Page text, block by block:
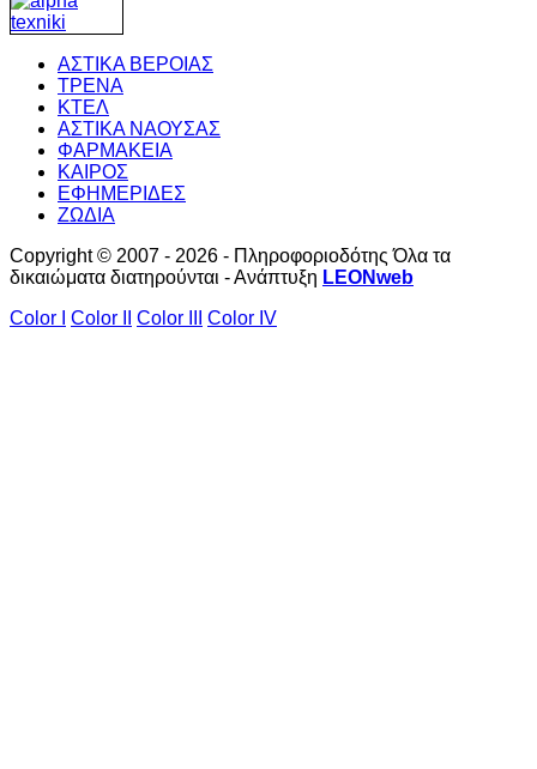
ΑΣΤΙΚΑ ΒΕΡΟΙΑΣ
ΤΡΕΝΑ
ΚΤΕΛ
ΑΣΤΙΚΑ ΝΑΟΥΣΑΣ
ΦΑΡΜΑΚΕΙΑ
ΚΑΙΡΟΣ
ΕΦΗΜΕΡΙΔΕΣ
ΖΩΔΙΑ
Copyright © 2007 - 2026 - Πληροφοριοδότης Όλα τα
δικαιώματα διατηρούνται - Ανάπτυξη LEONweb
Color I
Color II Color III Color IV